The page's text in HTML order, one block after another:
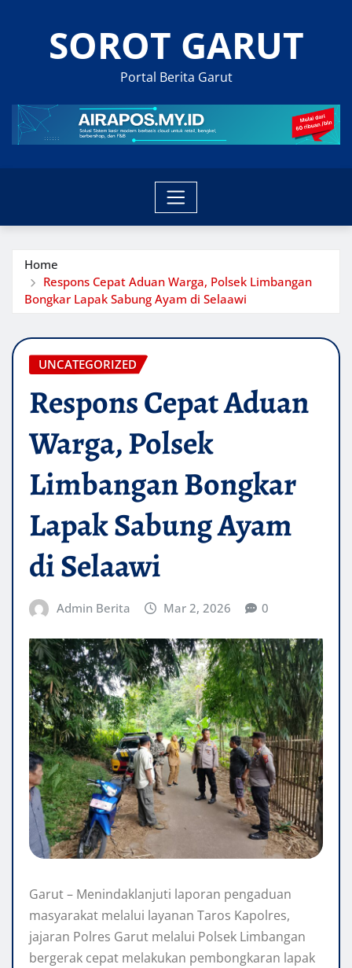
SOROT GARUT
Portal Berita Garut
Home
Respons Cepat Aduan Warga, Polsek Limbangan
Bongkar Lapak Sabung Ayam di Selaawi
UNCATEGORIZED
Respons Cepat Aduan
Warga, Polsek
Limbangan Bongkar
Lapak Sabung Ayam
di Selaawi
Admin Berita Mar 2, 2026 0
Garut – Menindaklanjuti laporan pengaduan
masyarakat melalui layanan Taros Kapolres,
jajaran Polres Garut melalui Polsek Limbangan
bergerak cepat melakukan pembongkaran lapak